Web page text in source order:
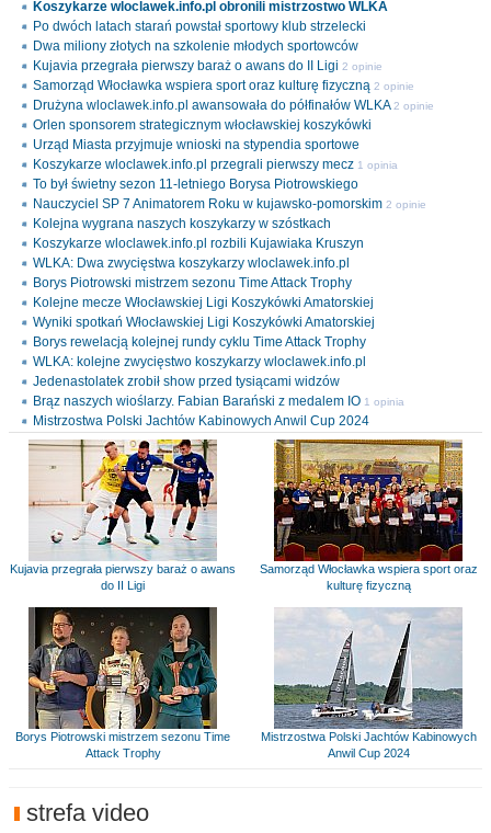
Koszykarze wloclawek.info.pl obronili mistrzostwo WLKA
Po dwóch latach starań powstał sportowy klub strzelecki
Dwa miliony złotych na szkolenie młodych sportowców
Kujavia przegrała pierwszy baraż o awans do II Ligi 2 opinie
Samorząd Włocławka wspiera sport oraz kulturę fizyczną 2 opinie
Drużyna wloclawek.info.pl awansowała do półfinałów WLKA 2 opinie
Orlen sponsorem strategicznym włocławskiej koszykówki
Urząd Miasta przyjmuje wnioski na stypendia sportowe
Koszykarze wloclawek.info.pl przegrali pierwszy mecz 1 opinia
To był świetny sezon 11-letniego Borysa Piotrowskiego
Nauczyciel SP 7 Animatorem Roku w kujawsko-pomorskim 2 opinie
Kolejna wygrana naszych koszykarzy w szóstkach
Koszykarze wloclawek.info.pl rozbili Kujawiaka Kruszyn
WLKA: Dwa zwycięstwa koszykarzy wloclawek.info.pl
Borys Piotrowski mistrzem sezonu Time Attack Trophy
Kolejne mecze Włocławskiej Ligi Koszykówki Amatorskiej
Wyniki spotkań Włocławskiej Ligi Koszykówki Amatorskiej
Borys rewelacją kolejnej rundy cyklu Time Attack Trophy
WLKA: kolejne zwycięstwo koszykarzy wloclawek.info.pl
Jedenastolatek zrobił show przed tysiącami widzów
Brąz naszych wioślarzy. Fabian Barański z medalem IO 1 opinia
Mistrzostwa Polski Jachtów Kabinowych Anwil Cup 2024
Kujavia przegrała pierwszy baraż o awans
do II Ligi
Samorząd Włocławka wspiera sport oraz
kulturę fizyczną
Borys Piotrowski mistrzem sezonu Time
Attack Trophy
Mistrzostwa Polski Jachtów Kabinowych
Anwil Cup 2024
strefa video